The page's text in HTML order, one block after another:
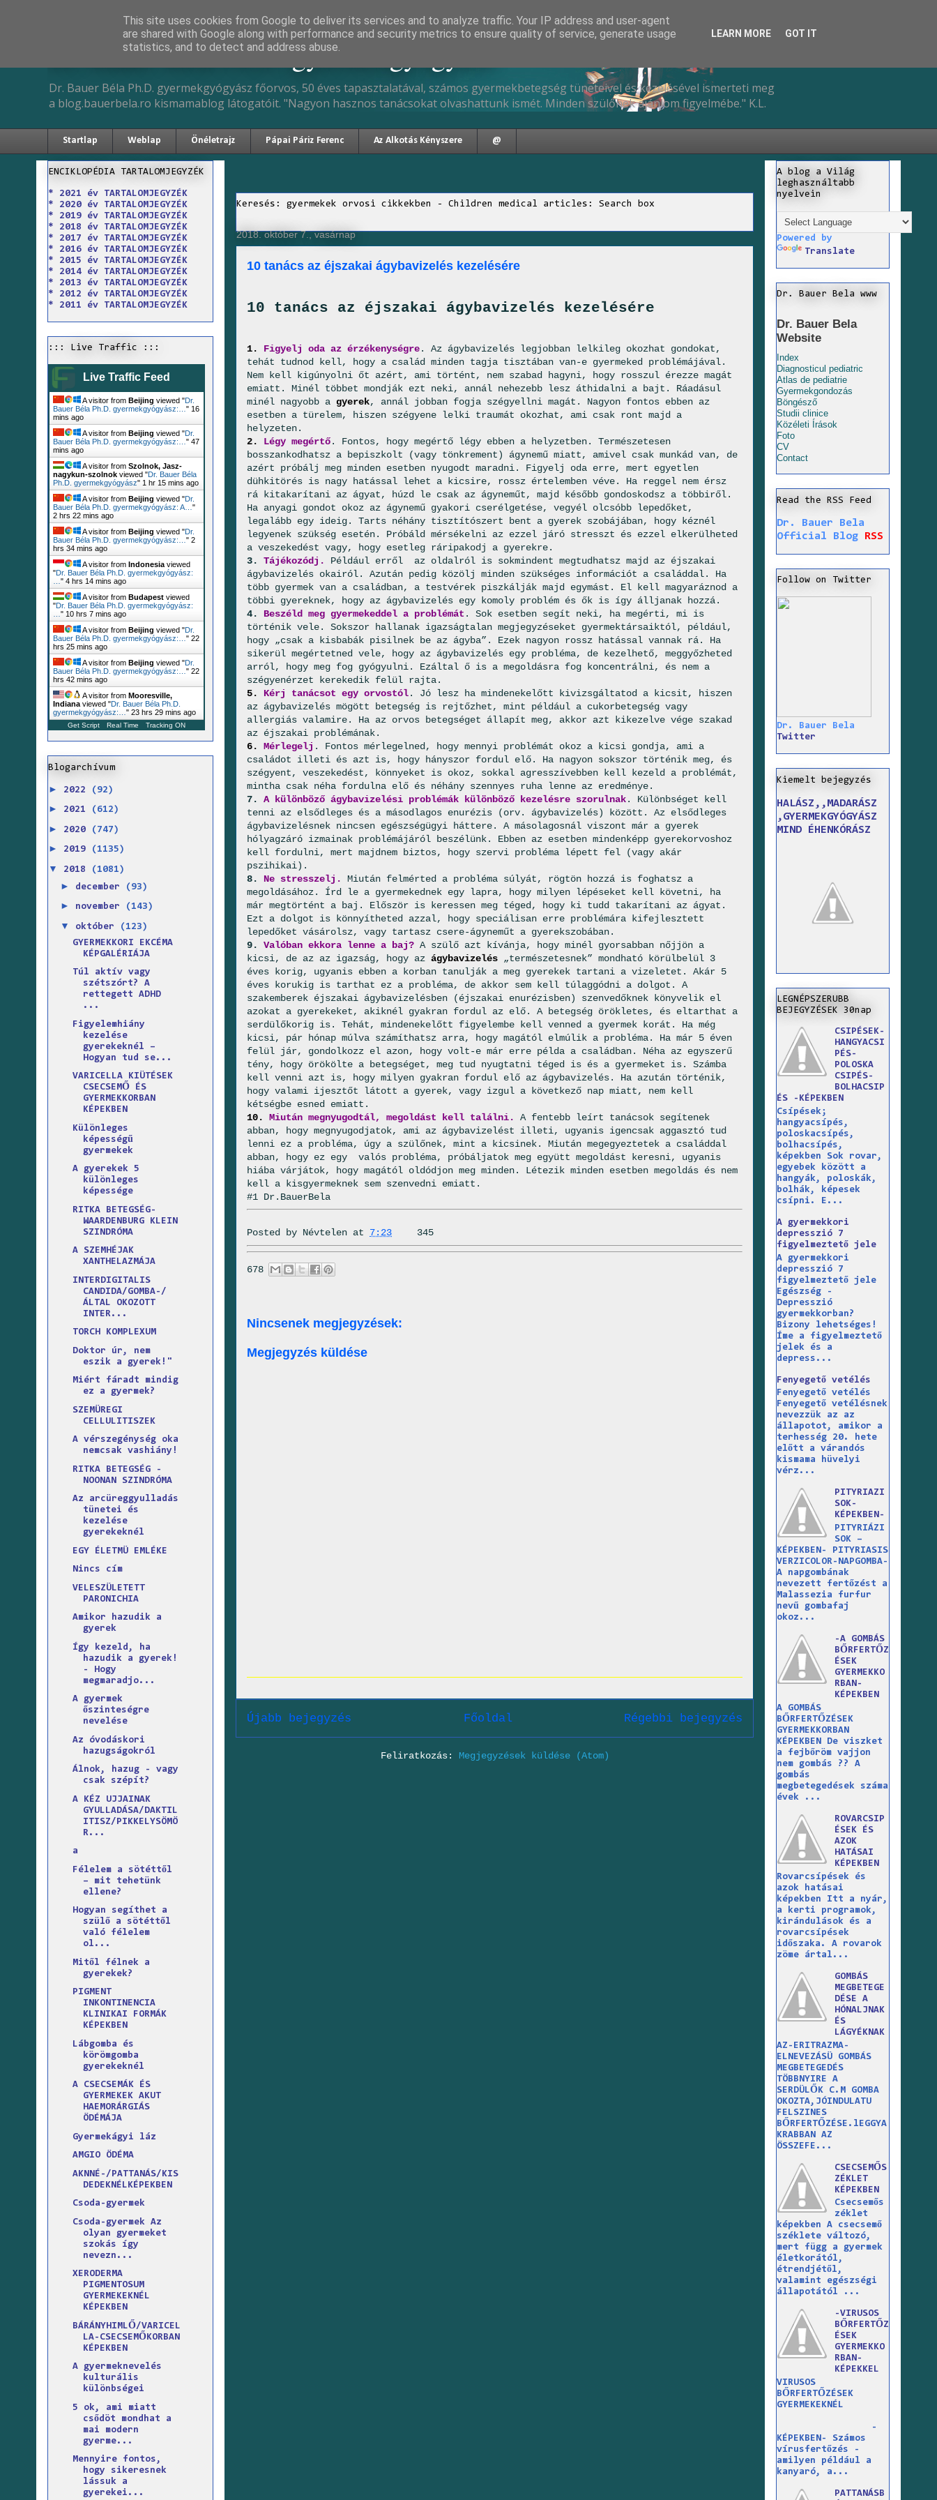
Dr. Bauer Béla Ph.D. gyermekgyógyász
Dr. Bauer Béla Ph.D. gyermekgyógyász főorvos, 50 éves tapasztalatával, számos gyermekbetegség tüneteivel és kezelésével ismerteti meg
a blog.bauerbela.ro kismamablog látogatóit. "Nagyon hasznos tanácsokat olvashattunk ismét. Minden szülőnek ajánlom figyelmébe." K.L.
Startlap Weblap Önéletrajz Pápai Páriz Ferenc Az Alkotás Kényszere @
Keresés: gyermekek orvosi cikkekben - Children medical articles: Search box
2018. október 7., vasárnap
10 tanács az éjszakai ágybavizelés kezelésére
10 tanács az éjszakai ágybavizelés kezelésére
1. Figyelj oda az érzékenységre. Az ágybavizelés legjobban lelkileg okozhat gondokat,
tehát tudnod kell, hogy a család minden tagja tisztában van-e gyermeked problémájával.
Nem kell kigúnyolni őt azért, ami történt, nem szabad hagyni, hogy rosszul érezze magát
emiatt. Minél többet mondják ezt neki, annál nehezebb lesz áthidalni a bajt. Ráadásul
minél nagyobb a gyerek, annál jobban fogja szégyellni magát. Nagyon fontos ebben az
esetben a türelem, hiszen szégyene lelki traumát okozhat, ami csak ront majd a
helyzeten.
2.
Légy megértő. Fontos, hogy megértő légy ebben a helyzetben. Természetesen
bosszankodhatsz a bepiszkolt (vagy tönkrement) ágynemű miatt, amivel csak munkád van, de
azért próbálj meg minden esetben nyugodt maradni. Figyelj oda erre, mert egyetlen
dühkitörés is nagy hatással lehet a kicsire, rossz értelemben véve. Ha reggel nem érsz
rá kitakarítani az ágyat, húzd le csak az ágyneműt, majd később gondoskodsz a többiről.
Ha anyagi gondot okoz az ágynemű gyakori cserélgetése, vegyél olcsóbb lepedőket,
legalább egy ideig. Tarts néhány tisztítószert bent a gyerek szobájában, hogy kéznél
legyenek szükség esetén. Próbáld mérsékelni az ezzel járó stresszt és ezzel elkerülheted
a veszekedést vagy, hogy esetleg ráripakodj a gyerekre.
3. Tájékozódj.
Például erről az oldalról is sokmindent megtudhatsz majd az éjszakai
ágybavizelés okairól. Azután pedig közölj minden szükséges információt a családdal. Ha
több gyermek van a családban, a testvérek piszkálják majd egymást. El kell magyaráznod a
többi gyereknek, hogy az ágybavizelés egy komoly problém és ők is így álljanak hozzá.
4. Beszéld meg gyermekeddel a problémát . Sok esetben segít neki, ha megérti, mi is
történik vele. Sokszor hallanak igazságtalan megjegyzéseket gyermektársaiktól, például,
hogy „csak a kisbabák pisilnek be az ágyba”. Ezek nagyon rossz hatással vannak rá. Ha
sikerül megértetned vele, hogy az ágybavizelés egy probléma, de kezelhető, meggyőzheted
arról, hogy meg fog gyógyulni. Ezáltal ő is a megoldásra fog koncentrálni, és nem a
szégyenérzet kerekedik felül rajta.
5.
Kérj tanácsot egy orvostól. Jó lesz ha mindenekelőtt kivizsgáltatod a kicsit, hiszen
az ágybavizelés mögött betegség is rejtőzhet, mint például a cukorbetegség vagy
allergiás valamire. Ha az orvos betegséget állapít meg, akkor azt kikezelve vége szakad
az éjszakai problémának.
6. Mérlegelj . Fontos mérlegelned, hogy mennyi problémát okoz a kicsi gondja, ami a
családot illeti és azt is, hogy hányszor fordul elő. Ha nagyon sokszor történik meg, és
szégyent, veszekedést, könnyeket is okoz, sokkal agresszívebben kell kezeld a problémát,
mintha csak néha fordulna elő és néhány szennyes ruha lenne az eredménye.
7.
A különböző ágybavizelési problémák különböző kezelésre szorulnak. Különbséget kell
tenni az elsődleges és a másodlagos enurézis (orv. ágybavizelés) között. Az elsődleges
ágybavizelésnek nincsen egészségügyi háttere. A másolagosnál viszont már a gyerek
hólyagzáró izmainak problémájáról beszélünk. Ebben az esetben mindenképp gyerekorvoshoz
kell fordulni, mert majdnem biztos, hogy szervi probléma lépett fel (vagy akár
pszihikai).
8. Ne stresszelj.
Miután felmérted a probléma súlyát, rögtön hozzá is foghatsz a
megoldásához. Írd le a gyermekednek egy lapra, hogy milyen lépéseket kell követni, ha
már megtörtént a baj. Először is keressen meg téged, hogy ki tudd takarítani az ágyat.
Ezt a dolgot is könnyítheted azzal, hogy speciálisan erre problémára kifejlesztett
lepedőket vásárolsz, vagy tartasz csere-ágyneműt a gyerekszobában.
9.
Valóban ekkora lenne a baj? A szülő azt kívánja, hogy minél gyorsabban nőjjön a
kicsi, de az az igazság, hogy az ágybavizelés
„természetesnek” mondható körülbelül 3
éves korig, ugyanis ebben a korban tanulják a meg gyerekek tartani a vizeletet. Akár 5
éves korukig is tarthat ez a probléma, de akkor sem kell túlaggódni a dolgot. A
szakemberek éjszakai ágybavizelésben (éjszakai enurézisben) szenvedőknek könyvelik el
azokat a gyerekeket, akiknél gyakran fordul az elő. A betegség örökletes, és eltarthat a
serdülőkorig is. Tehát, mindenekelőtt figyelembe kell venned a gyermek korát. Ha még
kicsi, pár hónap múlva számíthatsz arra, hogy magától elmúlik a probléma. Ha már 5 éven
felül jár, gondolkozz el azon, hogy volt-e már erre példa a családban. Néha az egyszerű
tény, hogy örökölte a betegséget, meg tud nyugtatni téged is és a gyermeket is. Számba
kell venni azt is, hogy milyen gyakran fordul elő az ágybavizelés. Ha azután történik,
hogy valami ijesztőt látott a gyerek, vagy izgul a következő nap miatt, nem kell
kétségbe esned emiatt.
10.
Miután megnyugodtál, megoldást kell találni.
A fentebb leírt tanácsok segítenek
abban, hogy megnyugodjatok, ami az ágybavizelést illeti, ugyanis igencsak aggasztó tud
lenni ez a probléma, úgy a szülőnek, mint a kicsinek. Miután megegyeztetek a családdal
abban, hogy ez egy valós probléma, próbáljatok meg együtt megoldást keresni, ugyanis
hiába várjátok, hogy magától oldódjon meg minden. Létezik minden esetben megoldás és nem
kell a kisgyermeknek sem szenvedni emiatt.
#1 Dr.BauerBela
Posted by Névtelen at 7:23 345
678
Nincsenek megjegyzések:
Megjegyzés küldése
Újabb bejegyzés Régebbi bejegyzés
Főoldal
Feliratkozás: Megjegyzések küldése (Atom)
ENCIKLOPÉDIA TARTALOMJEGYZÉK
* 2021 év TARTALOMJEGYZÉK
* 2020 év TARTALOMJEGYZÉK
* 2019 év TARTALOMJEGYZÉK
* 2018 év TARTALOMJEGYZÉK
* 2017 év TARTALOMJEGYZÉK
* 2016 év TARTALOMJEGYZÉK
* 2015 év TARTALOMJEGYZÉK
* 2014 év TARTALOMJEGYZÉK
* 2013 év TARTALOMJEGYZÉK
* 2012 év TARTALOMJEGYZÉK
* 2011 év TARTALOMJEGYZÉK
::: Live Traffic :::
Live Traffic Feed
A visitor from Beijing viewed "Dr.
Bauer Béla Ph.D. gyermekgyógyász:… " 16
mins ago
A visitor from Beijing viewed "Dr.
Bauer Béla Ph.D. gyermekgyógyász:… " 47
mins ago
A visitor from Szolnok, Jasz-
nagykun-szolnok viewed "Dr. Bauer Béla
Ph.D. gyermekgyógyász" 1 hr 15 mins ago
A visitor from Beijing viewed "Dr.
Bauer Béla Ph.D. gyermekgyógyász: A… "
2 hrs 22 mins ago
A visitor from Beijing viewed "Dr.
Bauer Béla Ph.D. gyermekgyógyász:… " 2
hrs 35 mins ago
A visitor from Indonesia viewed
"Dr. Bauer Béla Ph.D. gyermekgyógyász:
" 4 hrs 14 mins ago
A visitor from Budapest viewed
"Dr. Bauer Béla Ph.D. gyermekgyógyász:
" 10 hrs 7 mins ago
A visitor from Beijing viewed "Dr.
Bauer Béla Ph.D. gyermekgyógyász:… " 22
hrs 25 mins ago
A visitor from Beijing viewed "Dr.
Bauer Béla Ph.D. gyermekgyógyász:… " 22
hrs 42 mins ago
A visitor from Mooresville,
Indiana viewed "Dr. Bauer Béla Ph.D.
gyermekgyógyász:… " 23 hrs 29 mins ago
Get Script Real Time Tracking ON
Blogarchívum
► 2022 (92)
► 2021 (612)
► 2020 (747)
► 2019 (1135)
▼ 2018 (1081)
► december (93)
► november (143)
▼ október
(123)
GYERMEKKORI EKCÉMA
KÉPGALÉRIÁJA
Túl aktív vagy
szétszórt? A
rettegett ADHD
...
Figyelemhiány
kezelése
gyerekeknél –
Hogyan tud se...
VARICELLA KIÜTÉSEK
CSECSEMŐ ÉS
GYERMEKKORBAN
KÉPEKBEN
Különleges
képességű
gyermekek
A gyerekek 5
különleges
képessége
RITKA BETEGSÉG-
WAARDENBURG KLEIN
SZINDRÓMA
A SZEMHÉJAK
XANTHELAZMÁJA
INTERDIGITALIS
CANDIDA/GOMBA-/
ÁLTAL OKOZOTT
INTER...
TORCH KOMPLEXUM
Doktor úr, nem
eszik a gyerek!"
Miért fáradt mindig
ez a gyermek?
SZEMÜREGI
CELLULITISZEK
A vérszegénység oka
nemcsak vashiány!
RITKA BETEGSÉG -
NOONAN SZINDRÓMA
Az arcüreggyulladás
tünetei és
kezelése
gyerekeknél
EGY ÉLETMÜ EMLÉKE
Nincs cím
VELESZÜLETETT
PARONICHIA
Amikor hazudik a
gyerek
Így kezeld, ha
hazudik a gyerek!
- Hogy
megmaradjo...
A gyermek
őszinteségre
nevelése
Az óvodáskori
hazugságokról
Álnok, hazug - vagy
csak szépít?
A KÉZ UJJAINAK
GYULLADÁSA/DAKTIL
ITISZ/PIKKELYSÖMÖ
R...
a
Félelem a sötéttől
– mit tehetünk
ellene?
Hogyan segíthet a
szülő a sötéttől
való félelem
ol...
Mitől félnek a
gyerekek?
PIGMENT
INKONTINENCIA
KLINIKAI FORMÁK
KÉPEKBEN
Lábgomba és
körömgomba
gyerekeknél
A CSECSEMÁK ÉS
GYERMEKEK AKUT
HAEMORÁRGIÁS
ÖDÉMÁJA
Gyermekágyi láz
AMGIO ÖDÉMA
AKNNÉ-/PATTANÁS/KIS
DEDEKNÉLKÉPEKBEN
Csoda-gyermek
Csoda-gyermek Az
olyan gyermeket
szokás így
nevezn...
XERODERMA
PIGMENTOSUM
GYERMEKEKNÉL
KÉPEKBEN
BÁRÁNYHIMLŐ/VARICEL
LA-CSECSEMŐKORBAN
KÉPEKBEN
A gyermeknevelés
kulturális
különbségei
5 ok, ami miatt
csődöt mondhat a
mai modern
gyerme...
Mennyire fontos,
hogy sikeresnek
lássuk a
gyerekei...
A blog a Világ
leghasználtabb
nyelvein
Powered by
Translate
Dr. Bauer Bela www
Dr. Bauer Bela
Website
Index
Diagnosticul pediatric
Atlas de pediatrie
Gyermekgondozás
Böngésző
Studii clinice
Közéleti Írások
Foto
CV
Contact
Read the RSS Feed
Dr. Bauer Bela
Official Blog
RSS
Follow on Twitter
Dr. Bauer Bela
Twitter
Kiemelt bejegyzés
HALÁSZ,,MADARÁSZ
,GYERMEKGYÓGYÁSZ
MIND ÉHENKÓRÁSZ
LEGNÉPSZERUBB
BEJEGYZÉSEK 30nap
CSIPÉSEK-
HANGYACSI
PÉS-
POLOSKA
CSIPÉS-
BOLHACSIP
ÉS -KÉPEKBEN
Csípések;
hangyacsípés,
poloskacsípés,
bolhacsípés,
képekben Sok rovar,
egyebek között a
hangyák, poloskák,
bolhák, képesek
csípni. E...
A gyermekkori
depresszió 7
figyelmeztető jele
A gyermekkori
depresszió 7
figyelmeztető jele
Egészség -
Depresszió
gyermekkorban?
Bizony lehetséges!
Íme a figyelmeztető
jelek és a
depress...
Fenyegető vetélés
Fenyegető vetélés
Fenyegető vetélésnek
nevezzük az az
állapotot, amikor a
terhesség 20. hete
előtt a várandós
kismama hüvelyi
vérz...
PITYRIAZI
SOK-
KÉPEKBEN-
PITYRIÁZI
SOK –
KÉPEKBEN- PITYRIASIS
VERZICOLOR-NAPGOMBA-
A napgombának
nevezett fertőzést a
Malassezia furfur
nevű gombafaj
okoz...
-A GOMBÁS
BŐRFERTŐZ
ÉSEK
GYERMEKKO
RBAN-
KÉPEKBEN
A GOMBÁS
BŐRFERTŐZÉSEK
GYERMEKKORBAN
KÉPEKBEN De viszket
a fejbőröm vajjon
nem gombás ?? A
gombás
megbetegedések száma
évek ...
ROVARCSIP
ÉSEK ÉS
AZOK
HATÁSAI
KÉPEKBEN
Rovarcsípések és
azok hatásai
képekben Itt a nyár,
a kerti programok,
kirándulások és a
rovarcsípések
időszaka. A rovarok
zöme ártal...
GOMBÁS
MEGBETEGE
DÉSE A
HÓNALJNAK
ÉS
LÁGYÉKNAK
AZ-ERITRAZMA-
ELNEVEZÁSÜ GOMBÁS
MEGBETEGEDÉS
TÖBBNYIRE A
SERDÜLŐK C.M GOMBA
OKOZTA,JÓINDULATU
FELSZINES
BŐRFERTŐZÉSE.lEGGYA
KRABBAN AZ
ÖSSZEFE...
CSECSEMŐS
ZÉKLET
KÉPEKBEN
Csecsemős
zéklet
képekben A csecsemő
széklete változó,
mert függ a gyermek
életkorától,
étrendjétől,
valamint egészségi
állapotától ...
-VIRUSOS
BŐRFERTŐZ
ÉSEK
GYERMEKKO
RBAN-
KÉPEKKEL
VIRUSOS
BŐRFERTŐZÉSEK
GYERMEKEKNÉL
-
KÉPEKBEN- Számos
vírusfertőzés -
amilyen például a
kanyaró, a...
PATTANÁSB
This site uses cookies from Google to deliver its services and to analyze traffic. Your IP address and user-agent
are shared with Google along with performance and security metrics to ensure quality of service, generate usage
statistics, and to detect and address abuse.
LEARN MORE GOT IT